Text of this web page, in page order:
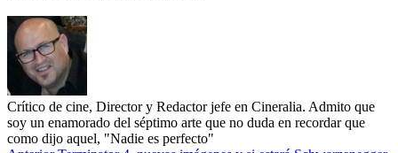
Crítico de cine, Director y Redactor jefe en Cineralia. Admito que
soy un enamorado del séptimo arte que no duda en recordar que
como dijo aquel, "Nadie es perfecto"